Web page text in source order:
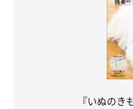
『いぬのき